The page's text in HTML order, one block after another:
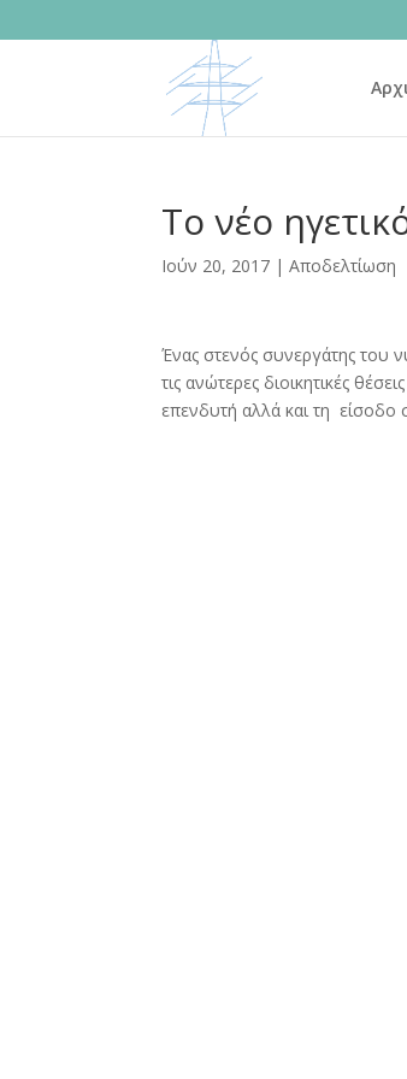
Το νέο
Ιούν 20, 2017 |Αποδελτίωση
Ένας στενός συνεργάτης του
τις ανώτερες διοικητικές
επενδυτή αλλά και τη είσοδο